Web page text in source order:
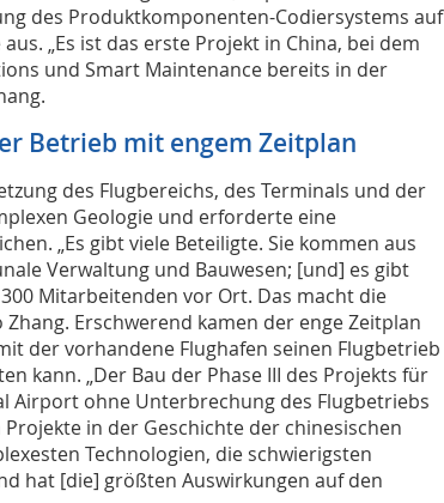
des Produktkomponenten-Codiersystems auf
„Es ist das erste Projekt in China, bei dem
und Smart Maintenance bereits in der
Betrieb mit engem Zeitplan
des Flugbereichs, des Terminals und der
Geologie und erforderte eine
„Es gibt viele Beteiligte. Sie kommen aus
Verwaltung und Bauwesen; [und] es gibt
Mitarbeitenden vor Ort. Das macht die
Erschwerend kamen der enge Zeitplan
der vorhandene Flughafen seinen Flugbetrieb
kann. „Der Bau der Phase III des Projekts für
Airport ohne Unterbrechung des Flugbetriebs
in der Geschichte der chinesischen
Technologien, die schwierigsten
hat [die] größten Auswirkungen auf den